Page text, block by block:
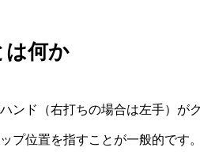
は何か
ンド（右打ちの場合は左手）が
プ位置を指すことが一般的です